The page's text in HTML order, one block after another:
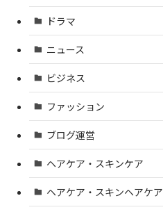
ドラマ
ニュース
ビジネス
ファッション
ブログ運営
ヘアケア・スキンケア
ヘアケア・スキンヘアケア